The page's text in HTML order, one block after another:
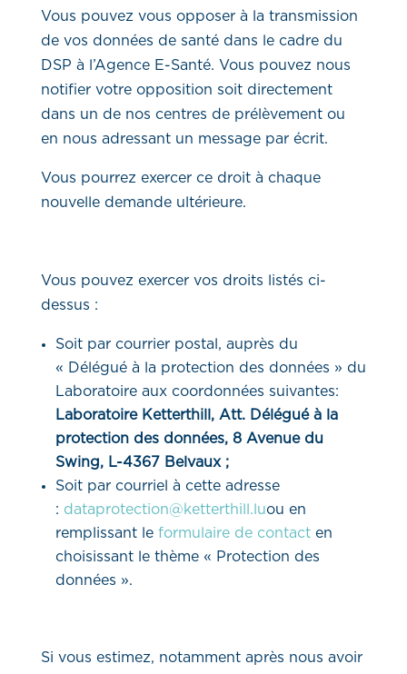
Vous pouvez vous opposer à la transmission
de vos données de santé dans le cadre du
DSP à l’Agence E-Santé. Vous pouvez nous
notifier votre opposition soit directement
dans un de nos centres de prélèvement ou
en nous adressant un message par écrit.
Vous pourrez exercer ce droit à chaque
nouvelle demande ultérieure.
Vous pouvez exercer vos droits listés ci-
dessus :
Soit par courrier postal, auprès du
« Délégué à la protection des données » du
Laboratoire aux coordonnées suivantes:
Laboratoire Ketterthill, Att. Délégué à la
protection des données, 8 Avenue du
Swing, L-4367 Belvaux ;
Soit par courriel à cette adresse
: dataprotection@ketterthill.luou en
remplissant le formulaire de contacten
choisissant le thème « Protection des
données ».
Si vous estimez, notamment après nous avoir